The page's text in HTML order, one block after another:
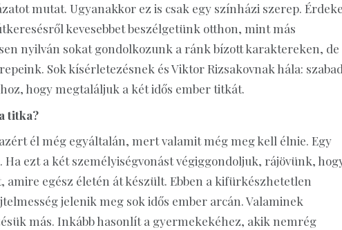
mutat. Ugyanakkor ez is csak egy színházi szerep.
kevesebbet beszélgetünk otthon, mint más
nyilván sokat gondolkozunk a ránk bízott karaktereken, de
Sok kísérletezésnek és Viktor Rizsakovnak hála:
hogy megtaláljuk a két idős ember titkát.
titka?
él még egyáltalán, mert valamit még meg kell élnie. Egy
ezt a két személyiségvonást végiggondoljuk, rájövünk,
egész életén át készült. Ebben a kifürkészhetetlen
jelenik meg sok idős ember arcán. Valaminek
más. Inkább hasonlít a gyermekekéhez, akik nemrég